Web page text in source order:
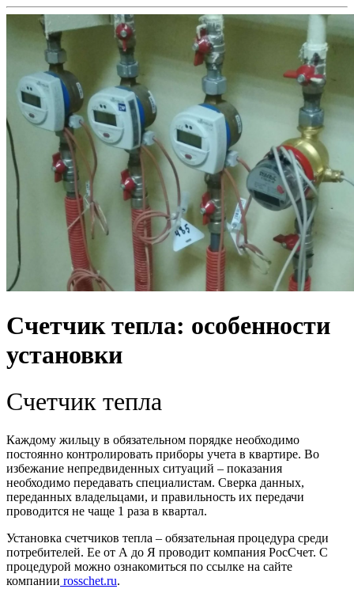
Счетчик тепла: особенности
установки
Счетчик тепла
Каждому жильцу в обязательном порядке необходимо
постоянно контролировать приборы учета в квартире. Во
избежание непредвиденных ситуаций – показания
необходимо передавать специалистам. Сверка данных,
переданных владельцами, и правильность их передачи
проводится не чаще 1 раза в квартал.
Установка счетчиков тепла – обязательная процедура среди
потребителей. Ее от А до Я проводит компания РосСчет. С
процедурой можно ознакомиться по ссылке на сайте
компании rosschet.ru.